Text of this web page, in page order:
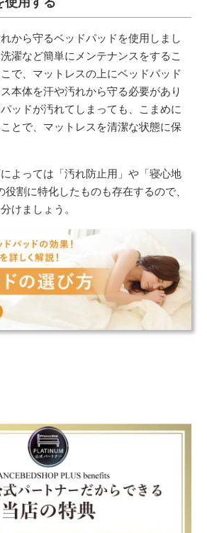
から守るベッドパッドを使用しまし
濯など簡単にメンテナンスをするこ
で、マットレスの上にベッドパッド
本体を汗や汚れから守る必要があり
ッドが汚れてしまっても、こまめに
とで、マットレスを清潔な状態に保
よっては「汚れ防止用」や「寝心地
割に特化したものも存在するので、
けましょう。